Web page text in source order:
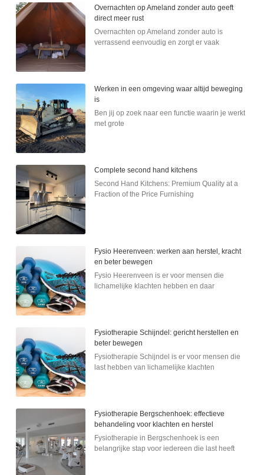
Overnachten op Ameland zonder auto geeft
direct meer rust
Overnachten op Ameland zonder auto is
verrassend eenvoudig en zorgt er vaak
Werken in een omgeving waar altijd beweging
is
Ben jij op zoek naar een functie waarin je werkt
met grote
Complete second hand kitchens
Second Hand Kitchens: Premium Quality at a
Fraction of the Price Furnishing
Fysio Heerenveen: werken aan herstel, kracht
en beter bewegen
Fysio Heerenveen is er voor mensen die
lichamelijke klachten hebben en daar
Fysiotherapie Schijndel: gericht herstellen en
beter bewegen
Fysiotherapie Schijndel is er voor mensen die
last hebben van lichamelijke klachten
Fysiotherapie Bergschenhoek: effectieve
behandeling voor klachten en herstel
Fysiotherapie in Bergschenhoek is een
belangrijke stap voor iedereen die last heeft